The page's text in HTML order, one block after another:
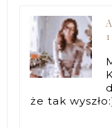
że tak